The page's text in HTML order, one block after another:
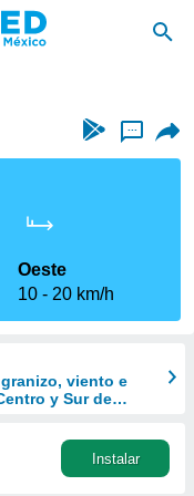
...
Oeste
10
20 km/h
viento e
y Sur de
Instalar